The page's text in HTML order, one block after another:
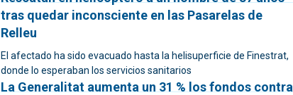
tras quedar inconsciente en las Pasarelas de
Relleu
El afectado ha sido evacuado hasta la helisuperficie de Finestrat,
donde lo esperaban los servicios sanitarios
La Generalitat aumenta un 31 % los fondos contra